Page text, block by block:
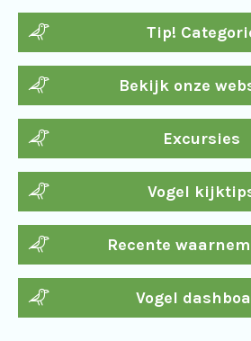
Tip!
Bekijk onze
Excursies
Vogel
Recente
Vogel